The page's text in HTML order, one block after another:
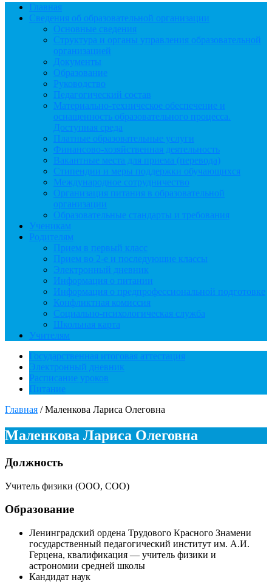
Главная
Сведения об образовательной организации
Основные сведения
Структура и органы управления образовательной
организацией
Документы
Образование
Руководство
Педагогический состав
Материально-техническое обеспечение и
оснащенность образовательного процесса.
Доступная среда
Платные образовательные услуги
Финансово-хозяйственная деятельность
Вакантные места для приема (перевода)
Стипендии и меры поддержки обучающихся
Международное сотрудничество
Организация питания в образовательной
организации
Образовательные стандарты и требования
Ученикам
Родителям
Прием в первый класс
Прием во 2-е и последующие классы
Электронный дневник
Информация о питании
Информация о предпрофессиональной подготовке
Конфликтная комиссия
Социально-психологическая служба
Школьная карта
Учителям
Государственная итоговая аттестация
Электронный дневник
Расписание уроков
Питание
Главная /Маленкова Лариса Олеговна
Маленкова Лариса Олеговна
Должность
Учитель физики (ООО, СОО)
Образование
Ленинградский ордена Трудового Красного Знамени
государственный педагогический институт им. А.И.
Герцена, квалификация — учитель физики и
астрономии средней школы
Кандидат наук